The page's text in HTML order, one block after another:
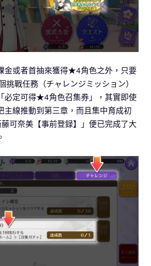
金或者首抽來獲得★4角色之外，只要
挑戰任務（チャレンジミッション）
必定可得★4角色召集券」，其實即使
主線推動到第三章，而且集中育成初
可奈美【事前登録】」便已完成了大